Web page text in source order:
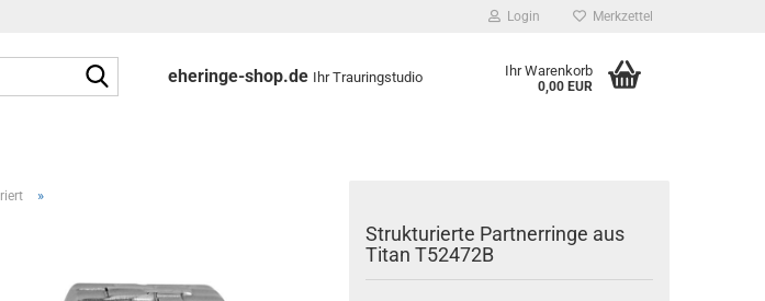
Login Merkzettel
eheringe-shop.de Ihr Trauringstudio Ihr Warenkorb
0,00 EUR
»
Strukturierte Partnerringe aus
Titan T52472B